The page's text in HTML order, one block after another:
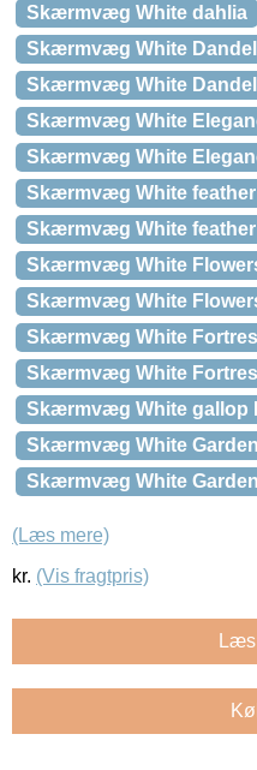
Skærmvæg White dahlia
Skærmvæg White
Skærmvæg White
Skærmvæg White
Skærmvæg White
Skærmvæg White feather
Skærmvæg White feather
Skærmvæg White
Skærmvæg White Flowers
Skærmvæg White
Skærmvæg White
Skærmvæg White gallop II
Skærmvæg White Garden
Skærmvæg White Garden
(Læs mere)
kr. (Vis fragtpris)
Læs